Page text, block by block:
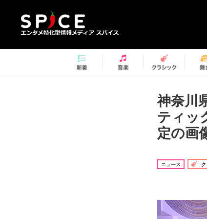
神奈川
ティッ
定の画
ニュース